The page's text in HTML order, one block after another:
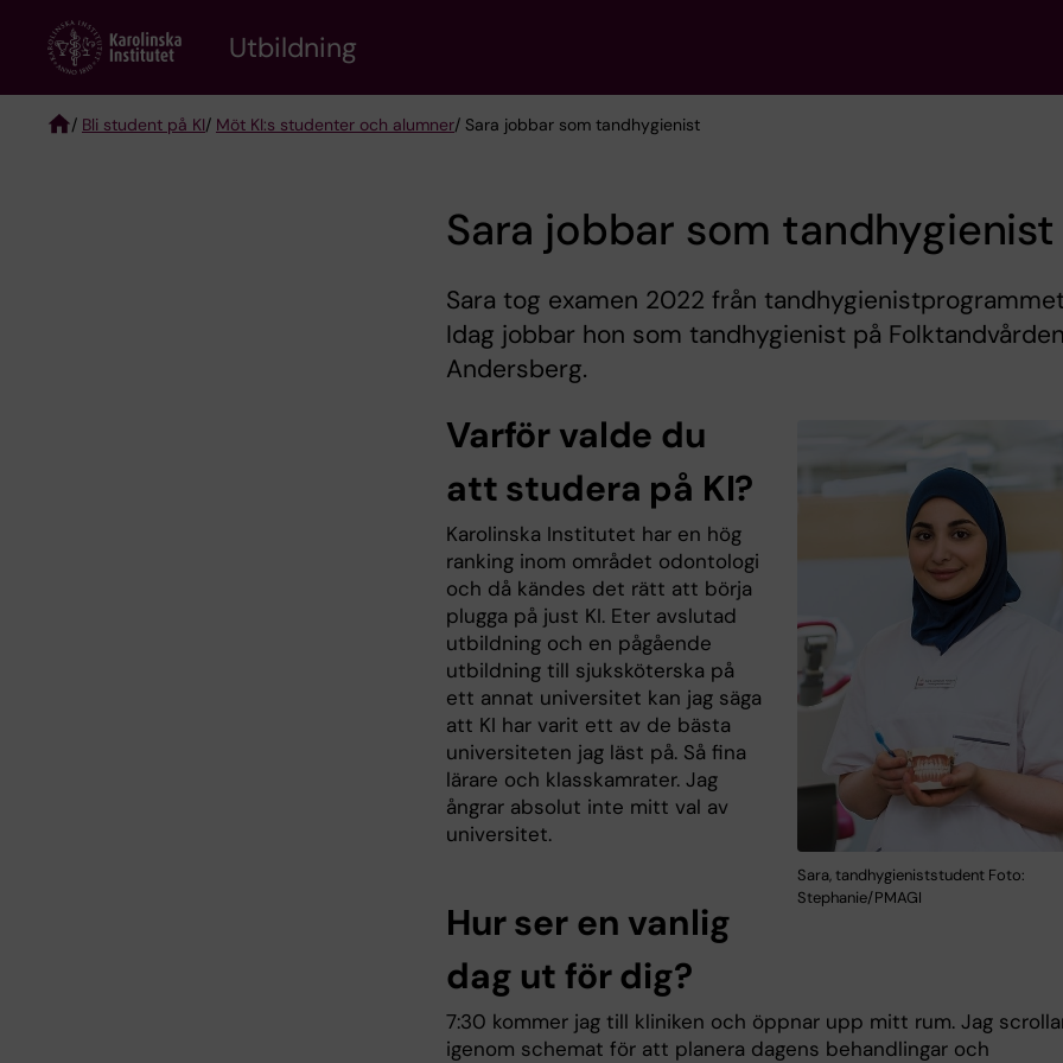
content
Utbildning
/ Bli student på KI/ Möt KI:s studenter och alumner/ Sara jobbar som tandhygienist
Sara jobbar som tandhygienist
Sara tog examen 2022 från
Idag jobbar hon som tandhygienist på
Andersberg.
Sara, tandhygieniststudent Foto:
Stephanie/PMAGI
Varför valde du
att studera på KI?
Karolinska Institutet har en hög
ranking inom området odontologi
och då kändes det rätt att börja
plugga på just KI. Eter avslutad
utbildning och en pågående
utbildning till sjuksköterska på
ett annat universitet kan jag säga
att KI har varit ett av de bästa
universiteten jag läst på. Så fina
lärare och klasskamrater. Jag
ångrar absolut inte mitt val av
universitet.
Hur ser en vanlig
dag ut för dig?
7:30 kommer jag till kliniken och öppnar upp mitt rum. Jag
igenom schemat för att planera dagens behandlingar och